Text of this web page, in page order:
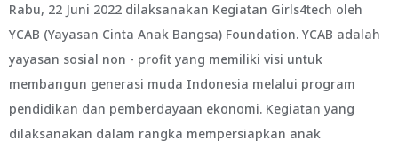
Rabu, 22 Juni 2022 dilaksanakan Kegiatan Girls4tech oleh
YCAB (Yayasan Cinta Anak Bangsa) Foundation. YCAB adalah
yayasan sosial non - profit yang memiliki visi untuk
membangun generasi muda Indonesia melalui program
pendidikan dan pemberdayaan ekonomi. Kegiatan yang
dilaksanakan dalam rangka mempersiapkan anak